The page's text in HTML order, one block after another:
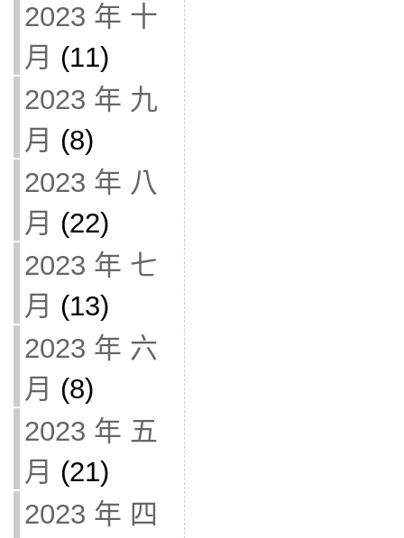
2023 年 十
月 (11)
2023 年 九
月 (8)
2023 年 八
月 (22)
2023 年 七
月 (13)
2023 年 六
月 (8)
2023 年 五
月 (21)
2023 年 四